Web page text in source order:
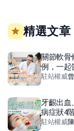
精選文章
關節軟骨
例，一起
駐站權威
牙齦出血
病症狀4
駐站權威